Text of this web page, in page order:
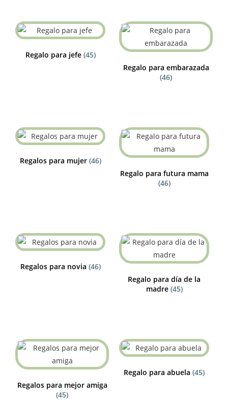
Regalo para jefe (45)
Regalo para embarazada
(46)
Regalos para mujer (46)
Regalo para futura mama
(46)
Regalos para novia (46)
Regalo para día de la
madre (45)
Regalos para mejor amiga
(45)
Regalo para abuela (45)